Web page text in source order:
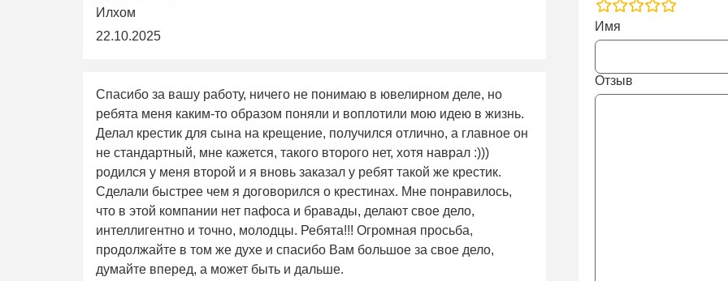
Илхом
22.10.2025
Спасибо за вашу работу, ничего не понимаю в ювелирном деле, но
ребята меня каким-то образом поняли и воплотили мою идею в жизнь.
Делал крестик для сына на крещение, получился отлично, а главное он
не стандартный, мне кажется, такого второго нет, хотя наврал :)))
родился у меня второй и я вновь заказал у ребят такой же крестик.
Сделали быстрее чем я договорился о крестинах. Мне понравилось,
что в этой компании нет пафоса и бравады, делают свое дело,
интеллигентно и точно, молодцы. Ребята!!! Огромная просьба,
продолжайте в том же духе и спасибо Вам большое за свое дело,
думайте вперед, а может быть и дальше.
rating
fields
Имя
Отзыв